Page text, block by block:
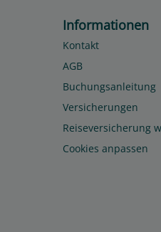
Informationen
Kontakt
AGB
Buchungsanleitung
Versicherungen
Reiseversicherung
Cookies anpassen